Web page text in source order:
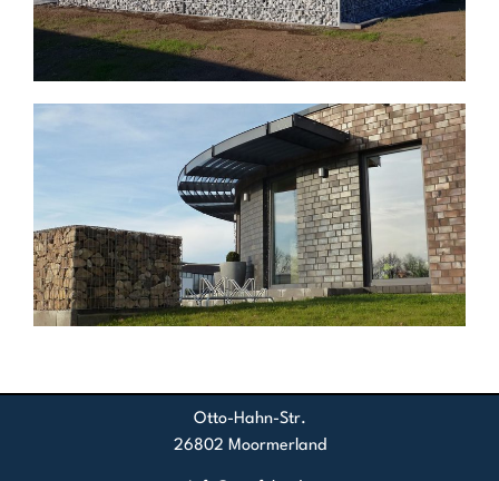
Otto-Hahn-Str.
26802 Moormerland